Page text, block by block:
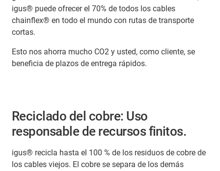
igus® puede ofrecer el 70% de todos los cables
chainflex® en todo el mundo con rutas de transporte
cortas.
Esto nos ahorra mucho CO2 y usted, como cliente, se
beneficia de plazos de entrega rápidos.
Reciclado del cobre: Uso
responsable de recursos finitos.
igus® recicla hasta el 100 % de los residuos de cobre de
los cables viejos. El cobre se separa de los demás